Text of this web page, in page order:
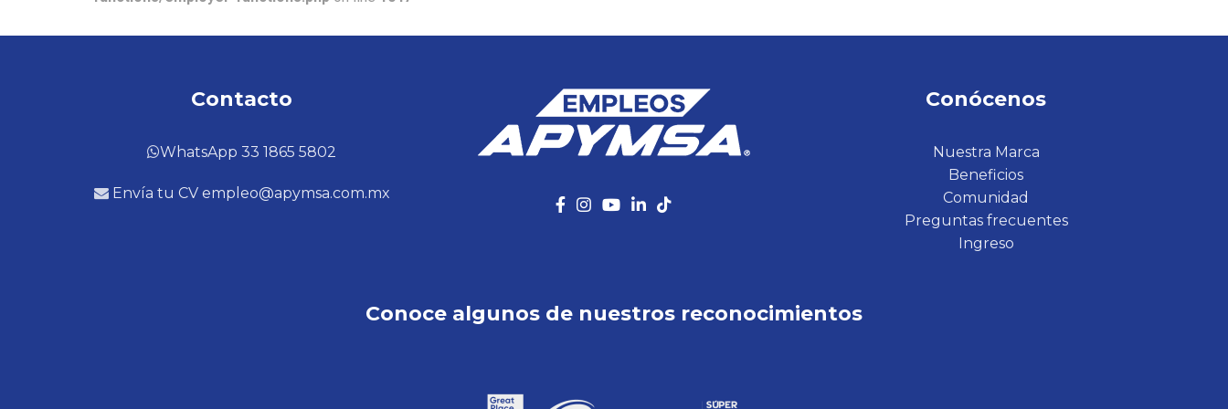
Contacto
WhatsApp 33 1865 5802
Envía tu CV empleo@apymsa.com.mx
Conócenos
Nuestra Marca
Beneficios
Comunidad
Preguntas frecuentes
Ingreso
Conoce algunos de nuestros reconocimientos